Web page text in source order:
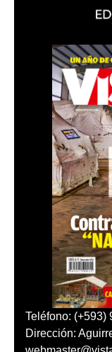
Teléfono: (+593)
Dirección: